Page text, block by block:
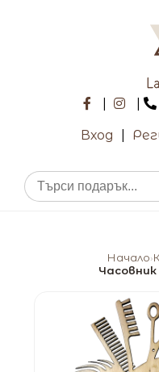
Вход
Начало›
Часовник